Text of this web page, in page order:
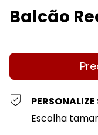
Balcão
Escolha